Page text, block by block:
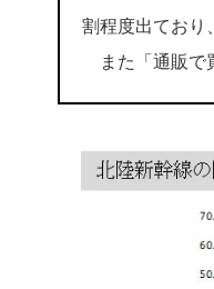
割程度出ており
また「通販で